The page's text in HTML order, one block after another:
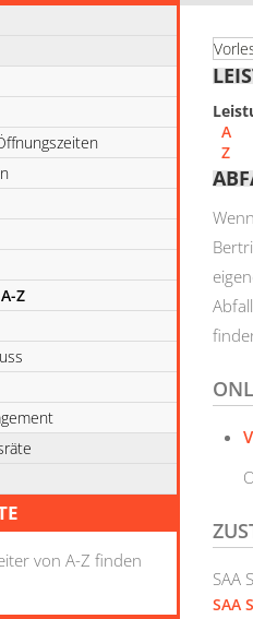
Z
von A-Z finden
A
Z
SAA
SAA